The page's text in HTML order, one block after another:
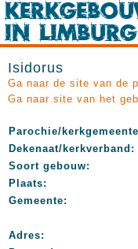
Isidorus
Ga naar de site van de
Ga naar site van het
Parochie/
Dekenaat/kerkverband:
Soort gebouw:
Plaats:
Gemeente:
Adres: